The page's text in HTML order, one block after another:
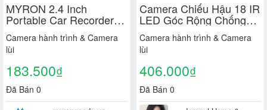
MYRON 2.4 Inch
Portable Car Recorders
Full HD 1080P DVR
Camera Dash Cam Mini
Shield Night Vision Cycle
Recording Video
Recorder/Multicolor
Camera hành trình & Camera
lùi
183.500₫
Đã Bán 0
Camera Chiếu Hậu 18 IR
LED Góc Rộng Chống
Nước Cho Xe Hơi
Camera hành trình & Camera
lùi
406.000₫
Đã Bán 0